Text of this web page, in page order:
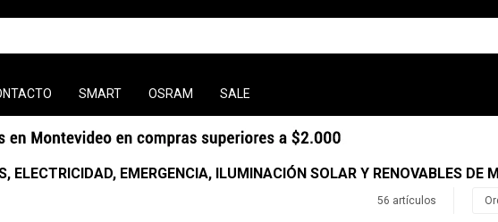
SMART OSRAM SALE
EMERGENCIA, ILUMINACIÓN SOLAR Y RENOVABLES DE
56 artículos